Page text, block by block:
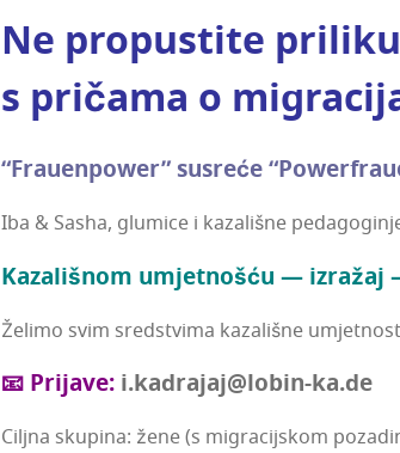
Ne pro­pus­ti­te
s pri­ča­ma o
“Fra­uen­power” susre­će
Iba & Sasha, glu­mi­ce i kaza­liš­ne
Kaza­liš­nom umjet­noš­ću —
Želi­mo svim sred­stvi­ma kaza­liš­ne
📧 Pri­ja­ve: i.kadrajaj@lobin-ka.de
Ciljna skupina: žene (s migracijskom